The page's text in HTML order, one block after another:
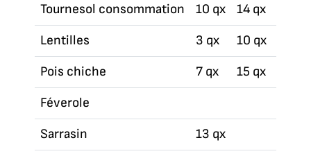
Tournesol consommation
10 qx
14 qx
Lentilles
3 qx 10 qx
Pois chiche
7 qx 15 qx
Féverole
Sarrasin
13 qx